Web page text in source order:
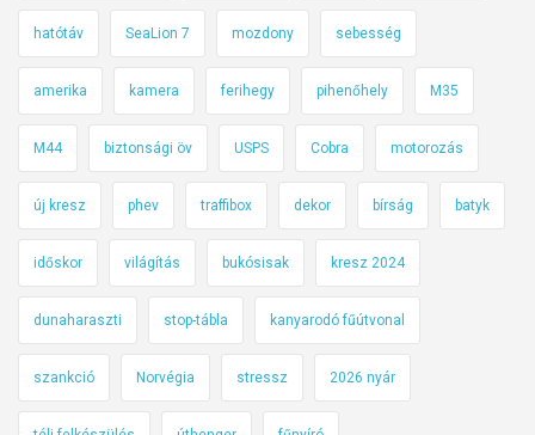
hatótáv SeaLion 7 mozdony sebesség
amerika kamera ferihegy pihenőhely M35
M44 biztonsági öv USPS Cobra motorozás
új kresz phev traffibox dekor bírság batyk
időskor világítás bukósisak kresz 2024
dunaharaszti stop-tábla kanyarodó fűútvonal
szankció Norvégia stressz 2026 nyár